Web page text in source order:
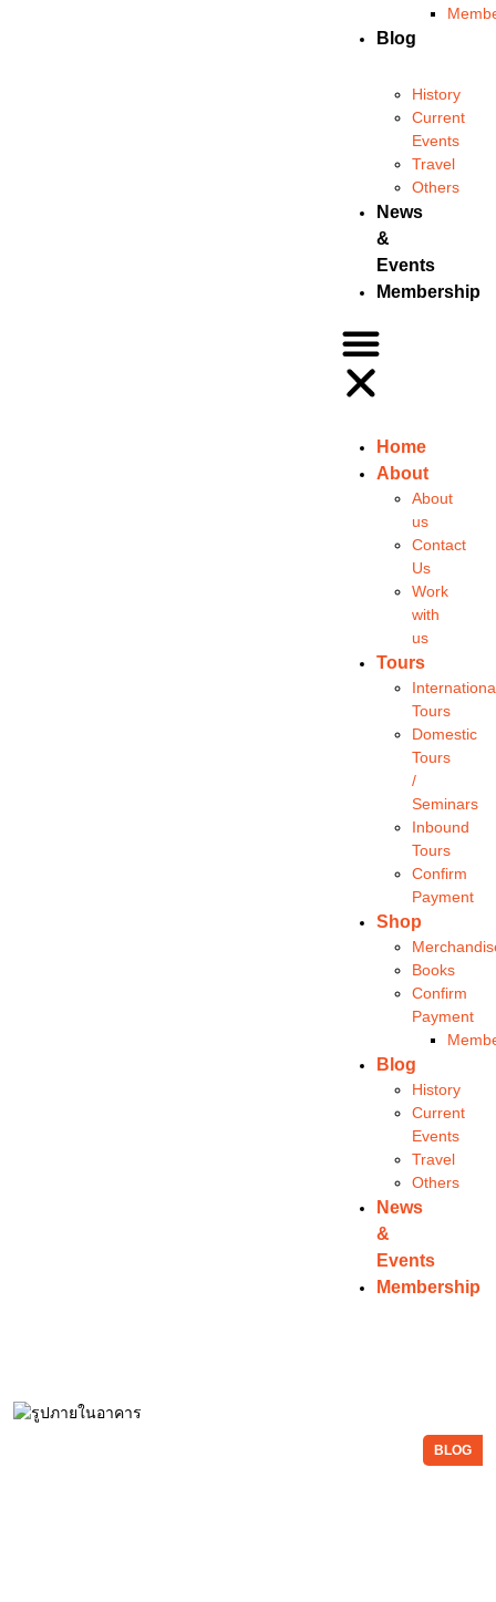
Blog
History
Current
Events
Travel
Others
News
&
Events
Membership
Home
About
About
us
Contact
Us
Work
with
us
Tours
Tours
Domestic
Tours
/
Seminars
Inbound
Tours
Confirm
Payment
Shop
Books
Confirm
Payment
Blog
History
Current
Events
Travel
Others
News
&
Events
Membership
BLOG